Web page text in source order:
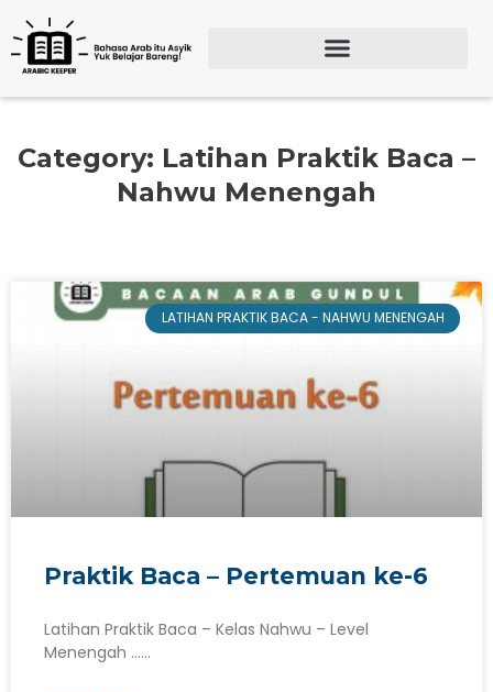
konten
Category: Latihan Praktik Baca –
Nahwu Menengah
LATIHAN PRAKTIK BACA - NAHWU MENENGAH
Praktik Baca – Pertemuan ke-6
Latihan Praktik Baca – Kelas Nahwu – Level
Menengah ……